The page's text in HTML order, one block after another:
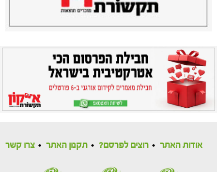
אודות האתר רוצים לפרסם? תקנון האתר צרו קשר